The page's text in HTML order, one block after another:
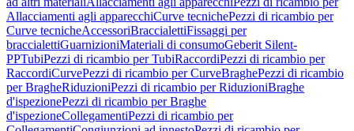
Allacciamenti agli apparecchiCurve tecnichePezzi di ricambio per
Curve tecnicheAccessoriBraccialettiFissaggi per
braccialettiGuarnizioniMateriali di consumoGeberit Silent-
PPTubiPezzi di ricambio per TubiRaccordiPezzi di ricambio per
RaccordiCurvePezzi di ricambio per CurveBraghePezzi di ricambio
per BragheRiduzioniPezzi di ricambio per RiduzioniBraghe
d'ispezionePezzi di ricambio per Braghe
d'ispezioneCollegamentiPezzi di ricambio per